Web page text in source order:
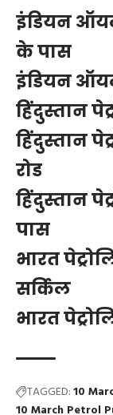
इंडियन
के पास
इंडियन
हिंदुस्तान
हिंदुस्तान
रोड
हिंदुस्तान
पास
भारत
सर्किल
भारत
TAGGED:10
10 March Petrol